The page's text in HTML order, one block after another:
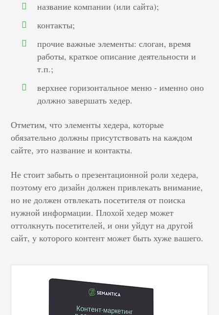
название компании (или сайта);
контакты;
прочие важные элементы: слоган, время
работы, краткое описание деятельности и
т.п.;
верхнее горизонтальное меню - именно оно
должно завершать хедер.
Отметим, что элементы хедера, которые
обязательно должны присутствовать на каждом
сайте, это название и контакты.
Не стоит забыть о презентационной роли хедера,
поэтому его дизайн должен привлекать внимание,
но не должен отвлекать посетителя от поиска
нужной информации. Плохой хедер может
оттолкнуть посетителей, и они уйдут на другой
сайт, у которого контент может быть хуже вашего.